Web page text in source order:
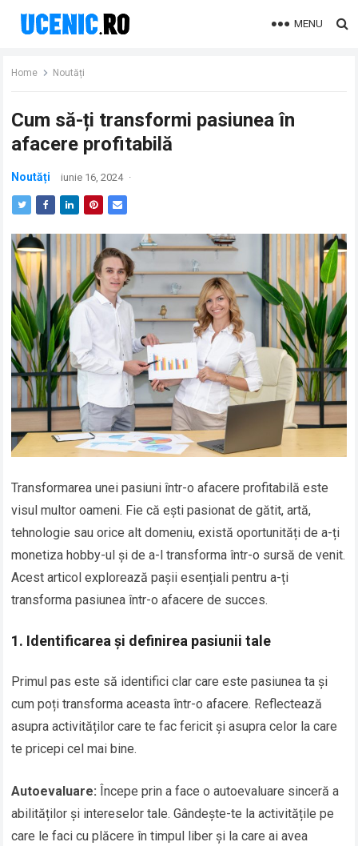
MENU
Home Noutăți
Cum să-ți transformi pasiunea în
afacere profitabilă
Noutăți iunie 16, 2024 ·
Transformarea unei pasiuni într-o afacere profitabilă este
visul multor oameni. Fie că ești pasionat de gătit, artă,
tehnologie sau orice alt domeniu, există oportunități de a-ți
monetiza hobby-ul și de a-l transforma într-o sursă de venit.
Acest articol explorează pașii esențiali pentru a-ți
transforma pasiunea într-o afacere de succes.
1. Identificarea și definirea pasiunii tale
Primul pas este să identifici clar care este pasiunea ta și
cum poți transforma aceasta într-o afacere. Reflectează
asupra activităților care te fac fericit și asupra celor la care
te pricepi cel mai bine.
Autoevaluare: Începe prin a face o autoevaluare sinceră a
abilităților și intereselor tale. Gândește-te la activitățile pe
care le faci cu plăcere în timpul liber și la care ai avea